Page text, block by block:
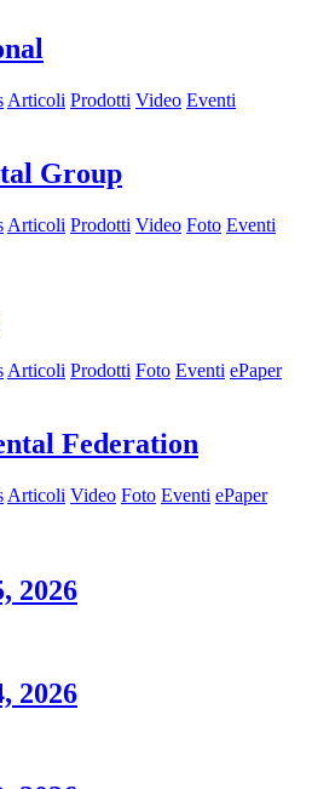
Articoli Prodotti Video Eventi
Group
Articoli Prodotti Video Foto Eventi
Articoli Prodotti Foto Eventi ePaper
Federation
Articoli Video Foto Eventi ePaper
2026
2026